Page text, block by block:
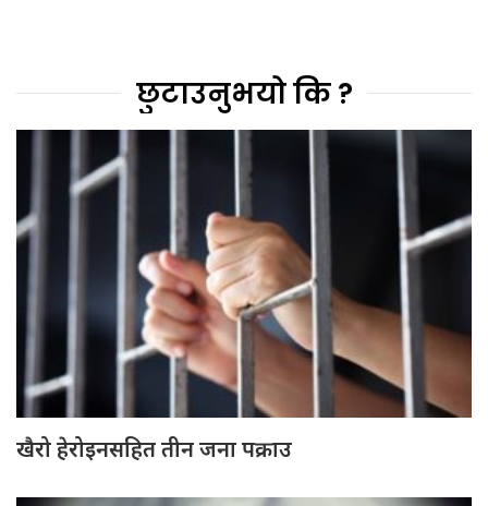
छुटाउनुभयो कि ?
खैरो हेरोइनसहित तीन जना पक्राउ